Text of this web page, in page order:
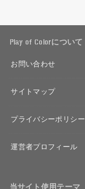
Play of Colorについて
お問い合わせ
サイトマップ
プライバシーポリシー
運営者プロフィール